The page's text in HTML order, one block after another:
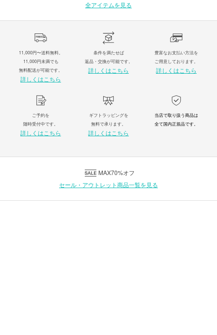
全アイテムを見る
11,000円〜送料無料。
11,000円未満でも
無料配送が可能です。
詳しくはこちら
条件を満たせば
返品・交換が可能です。
詳しくはこちら
豊富なお支払い方法を
ご用意しております。
詳しくはこちら
ご予約を
随時受付中です。
詳しくはこちら
ギフトラッピングを
無料で承ります。
詳しくはこちら
当店で取り扱う商品は
全て国内正規品です。
MAX70%オフ
セール・アウトレット商品一覧を見る